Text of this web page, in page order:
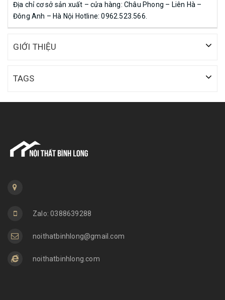
Địa chỉ cơ sở sản xuất – cửa hàng: Châu Phong – Liên Hà –
Đông Anh – Hà Nội Hotline: 0962.523.566.
GIỚI THIỆU
TAGS
Zalo: 0388639288
noithatbinhlong@gmail.com
noithatbinhlong.com